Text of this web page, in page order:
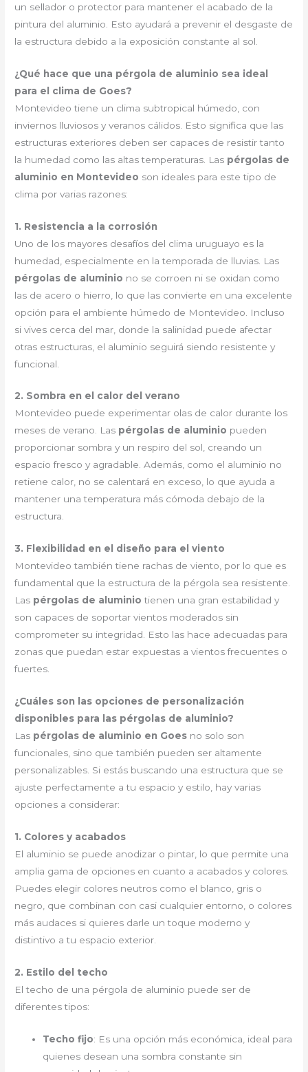
un sellador o protector para mantener el acabado de la
pintura del aluminio. Esto ayudará a prevenir el desgaste de
la estructura debido a la exposición constante al sol.
¿Qué hace que una pérgola de aluminio sea ideal
para el clima de Goes?
Montevideo tiene un clima subtropical húmedo, con
inviernos lluviosos y veranos cálidos. Esto significa que las
estructuras exteriores deben ser capaces de resistir tanto
la humedad como las altas temperaturas. Las pérgolas de
aluminio en Montevideo son ideales para este tipo de
clima por varias razones:
1. Resistencia a la corrosión
Uno de los mayores desafíos del clima uruguayo es la
humedad, especialmente en la temporada de lluvias. Las
pérgolas de aluminio no se corroen ni se oxidan como
las de acero o hierro, lo que las convierte en una excelente
opción para el ambiente húmedo de Montevideo. Incluso
si vives cerca del mar, donde la salinidad puede afectar
otras estructuras, el aluminio seguirá siendo resistente y
funcional.
2. Sombra en el calor del verano
Montevideo puede experimentar olas de calor durante los
meses de verano. Las pérgolas de aluminio pueden
proporcionar sombra y un respiro del sol, creando un
espacio fresco y agradable. Además, como el aluminio no
retiene calor, no se calentará en exceso, lo que ayuda a
mantener una temperatura más cómoda debajo de la
estructura.
3. Flexibilidad en el diseño para el viento
Montevideo también tiene rachas de viento, por lo que es
fundamental que la estructura de la pérgola sea resistente.
Las pérgolas de aluminio tienen una gran estabilidad y
son capaces de soportar vientos moderados sin
comprometer su integridad. Esto las hace adecuadas para
zonas que puedan estar expuestas a vientos frecuentes o
fuertes.
¿Cuáles son las opciones de personalización
disponibles para las pérgolas de aluminio?
Las pérgolas de aluminio en Goes no solo son
funcionales, sino que también pueden ser altamente
personalizables. Si estás buscando una estructura que se
ajuste perfectamente a tu espacio y estilo, hay varias
opciones a considerar:
1. Colores y acabados
El aluminio se puede anodizar o pintar, lo que permite una
amplia gama de opciones en cuanto a acabados y colores.
Puedes elegir colores neutros como el blanco, gris o
negro, que combinan con casi cualquier entorno, o colores
más audaces si quieres darle un toque moderno y
distintivo a tu espacio exterior.
2. Estilo del techo
El techo de una pérgola de aluminio puede ser de
diferentes tipos:
Techo fijo: Es una opción más económica, ideal para
quienes desean una sombra constante sin